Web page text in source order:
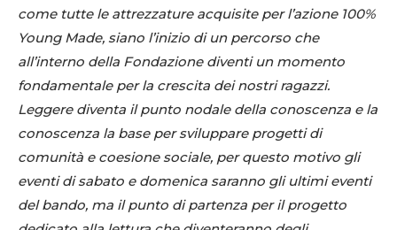
come tutte le attrezzature acquisite per l’azione 100%
Young Made, siano l’inizio di un percorso che
all’interno della Fondazione diventi un momento
fondamentale per la crescita dei nostri ragazzi.
Leggere diventa il punto nodale della conoscenza e la
conoscenza la base per sviluppare progetti di
comunità e coesione sociale, per questo motivo gli
eventi di sabato e domenica saranno gli ultimi eventi
del bando, ma il punto di partenza per il progetto